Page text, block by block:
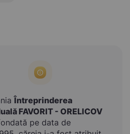
Întreprinderea
FAVORIT - ORELICOV
pe data de